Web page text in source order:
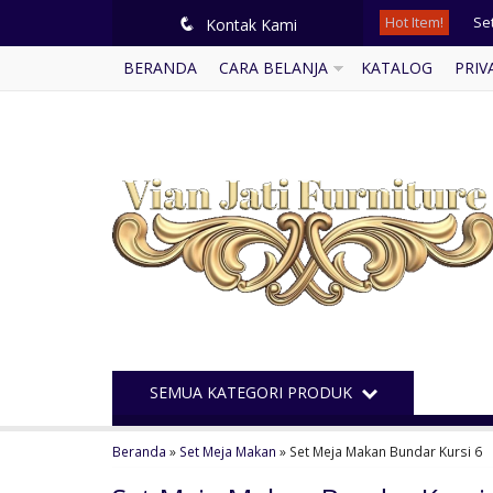
q Kontak Kami Hot Item!
BERANDA CARA BELANJA KATALOG
SEMUA KATEGORI PRODUK
Beranda » Set Meja Makan » Set Meja Makan Bundar Kursi 6